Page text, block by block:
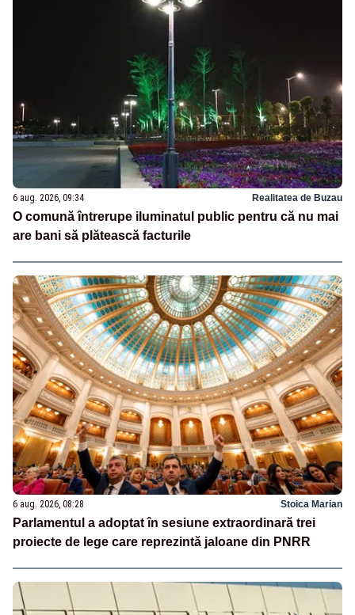
6 aug. 2026, 09:34 Realitatea de Buzau
O comună întrerupe iluminatul public pentru că nu mai
are bani să plătească facturile
6 aug. 2026, 08:28 Stoica Marian
Parlamentul a adoptat în sesiune extraordinară trei
proiecte de lege care reprezintă jaloane din PNRR